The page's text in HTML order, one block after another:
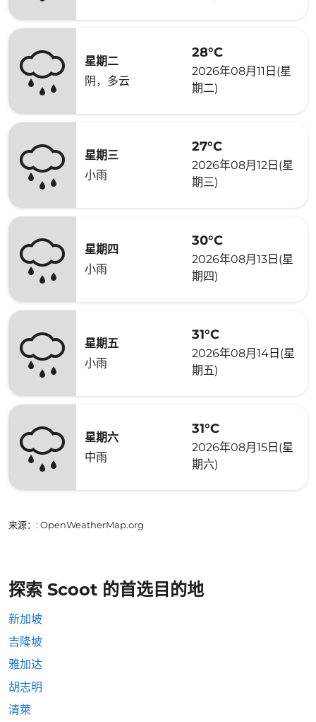
星期二
阴，多云
28°C
2026年08月11日(星
期二)
星期三
小雨
27°C
2026年08月12日(星
期三)
星期四
小雨
30°C
2026年08月13日(星
期四)
星期五
小雨
31°C
2026年08月14日(星
期五)
星期六
中雨
31°C
2026年08月15日(星
期六)
来源： : OpenWeatherMap.org
探索 Scoot 的首选目的地
新加坡
吉隆坡
雅加达
胡志明
清萊